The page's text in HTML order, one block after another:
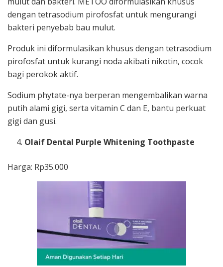
dengan tetrasodium pirofosfat untuk mengurangi
bakteri penyebab bau mulut.
Produk ini diformulasikan khusus dengan tetrasodium
pirofosfat untuk kurangi noda akibati nikotin, cocok
bagi perokok aktif.
Sodium phytate-nya berperan mengembalikan warna
putih alami gigi, serta vitamin C dan E, bantu perkuat
gigi dan gusi.
Olaif Dental Purple Whitening Toothpaste
Harga: Rp35.000